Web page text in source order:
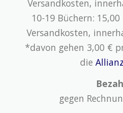
Versandkosten,
10-19 Büchern:
Versandkosten,
*davon gehen 3,00 €
die
gegen